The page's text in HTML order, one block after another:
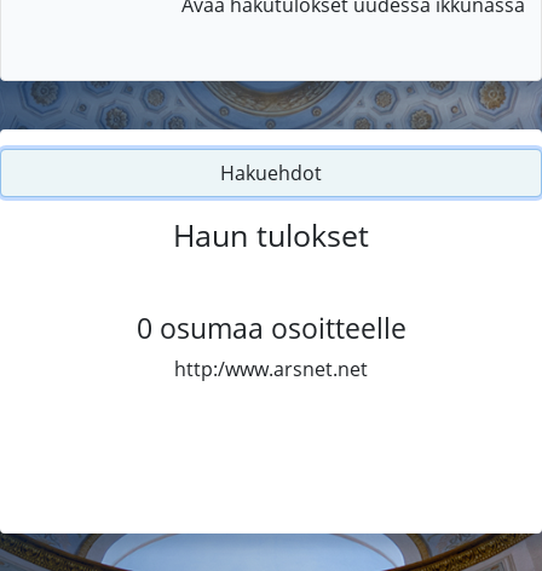
Hakuehdot
Haun tulokset
0 osumaa osoitteelle
http:/www.arsnet.net